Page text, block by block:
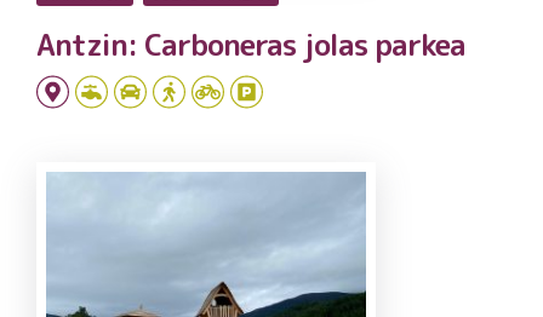
Antzin: Carboneras jolas parkea